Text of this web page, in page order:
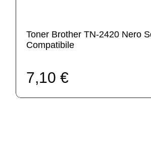
Toner Brother TN-2420 Nero
Compatibile
7,10 €